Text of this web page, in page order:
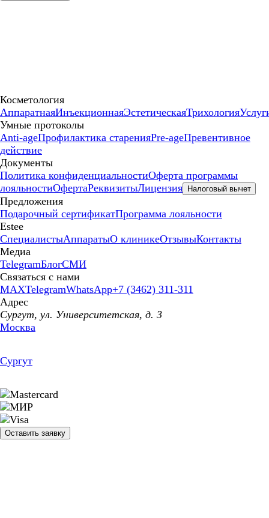
Косметология
АппаратнаяИнъекционнаяЭстетическаяТрихология
Умные протоколы
Anti-ageПрофилактика старенияPre-ageПревентивное
действие
Документы
Политика конфиденциальностиОферта программы
лояльностиОфертаРеквизитыЛицензия Налоговый вычет
Предложения
Подарочный сертификатПрограмма лояльности
Estee
СпециалистыАппаратыО клиникеОтзывыКонтакты
Медиа
TelegramБлогСМИ
Связаться с нами
MAXTelegramWhatsApp+7 (3462) 311-311
Адрес
Сургут, ул. Университетская, д. 3
Москва
Сургут
Оставить заявку